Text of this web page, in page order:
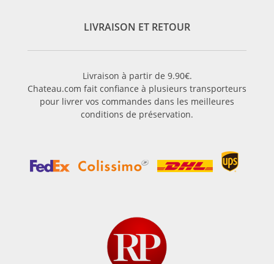
LIVRAISON ET RETOUR
Livraison à partir de 9.90€.
Chateau.com fait confiance à plusieurs transporteurs
pour livrer vos commandes dans les meilleures
conditions de préservation.